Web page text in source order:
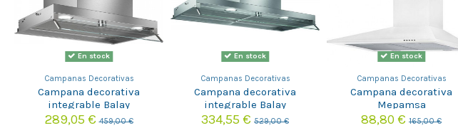
En stock
Campanas Decorativas
Campana decorativa
integrable Balay
3BD866MX
289,05 €459,00 €
En stock
Campanas Decorativas
Campana decorativa
integrable Balay
3BD896MX
334,55 € 529,00 €
En stock
Campanas Decorativas
Campana decorativa
Mepamsa
PIRAMIDEPLUS60BLANCA
88,80 € 165,00 €